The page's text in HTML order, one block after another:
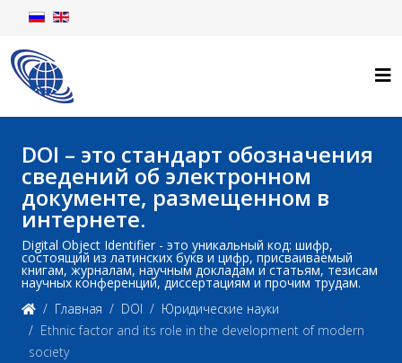
DOI – это стандарт обозначения
сведений об электронном
документе, размещенном в
интернете.
Digital Object Identifier - это уникальный код: шифр,
состоящий из латинских букв и цифр, присваиваемый
книгам, журналам, научным докладам и статьям, тезисам
научных конференций, диссертациям и прочим трудам.
Главная
DOI
Юридические науки
Ethnic factor and its role in the development of modern
society